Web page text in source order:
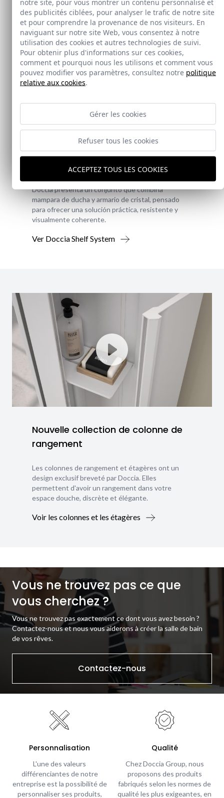
Nouveauté
Doccia Shelf System
Doccia presenta un conjunto que combina
mampara de ducha y armario de cristal, pensado
para ofrecer una solución práctica, resistente y
visualmente coherente.
Ver Doccia Shelf System
Nouvelle collection de colonne de
rangement
Les colonnes de rangement et étagères ont un
design exclusif breveté par Doccia. Elles
permettent d'avoir un rangement dans votre
espace douche, discrète et élégante.
Voir les colonnes et les étagères
Vous ne trouvez pas ce que
vous cherchez ?
Vous ne trouvez pas exactement ce dont vous avez besoin ?
Contactez-nous et nous vous aiderons à créer la salle de bain
de vos rêves.
Contactez-nous
Personnalisation
L'une des valeurs
différenciantes de notre
entreprise est la possibilité de
personnaliser ses produits,
Qualité
Chez Doccia Group, nous
proposons des produits
fabriqués selon les normes de
qualité les plus exigeantes, en
notre site, pour vous montrer un contenu personnalisé et
des publicités ciblées, pour analyser le trafic de notre site
et pour comprendre la provenance de nos visiteurs. En
naviguant sur notre site Web, vous consentez à notre
utilisation des cookies et autres technologies de suivi.
Pour obtenir plus d'informations sur ces cookies,
comment et pourquoi nous les utilisons et comment vous
pouvez modifier vos paramètres, consultez notre politique
relative aux cookies.
Gérer les cookies
Refuser tous les cookies
ACCEPTEZ TOUS LES COOKIES